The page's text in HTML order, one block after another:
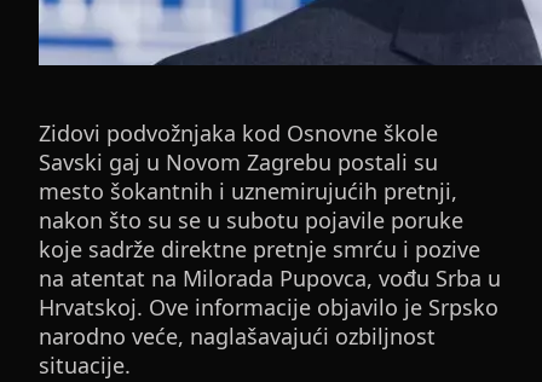
Zidovi podvožnjaka kod Osnovne škole
Savski gaj u Novom Zagrebu postali su
mesto šokantnih i uznemirujućih pretnji,
nakon što su se u subotu pojavile poruke
koje sadrže direktne pretnje smrću i pozive
na atentat na Milorada Pupovca, vođu Srba u
Hrvatskoj. Ove informacije objavilo je Srpsko
narodno veće, naglašavajući ozbiljnost
situacije.